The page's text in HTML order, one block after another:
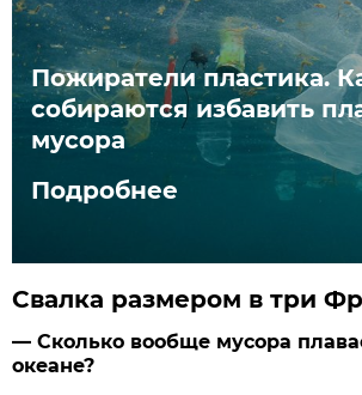
Пожиратели пластика.
собираются избавить
мусора
Подробнее
Свалка размером в три
— Сколько вообще мусора
океане?